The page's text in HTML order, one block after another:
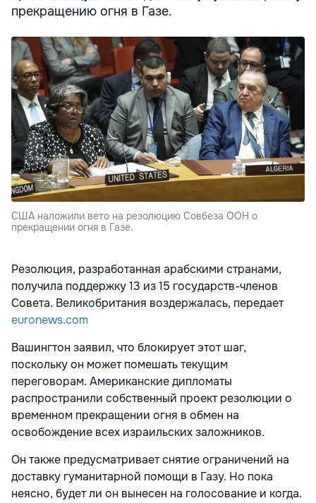
прекращению огня в Газе.
США наложили вето на резолюцию Совбеза ООН о
прекращении огня в Газе.
Резолюция, разработанная арабскими странами,
получила поддержку 13 из 15 государств-членов
Совета. Великобритания воздержалась, передает
euronews.com
Вашингтон заявил, что блокирует этот шаг,
поскольку он может помешать текущим
переговорам. Американские дипломаты
распространили собственный проект резолюции о
временном прекращении огня в обмен на
освобождение всех израильских заложников.
Он также предусматривает снятие ограничений на
доставку гуманитарной помощи в Газу. Но пока
неясно, будет ли он вынесен на голосование и когда.